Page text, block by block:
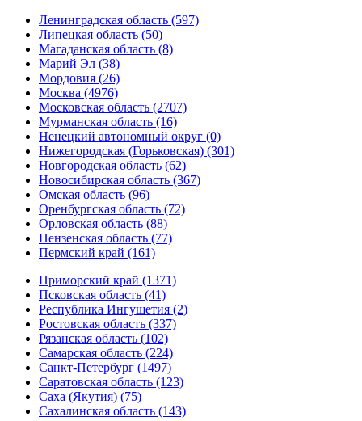
Ленинградская область (597)
Липецкая область (50)
Магаданская область (8)
Марий Эл (38)
Мордовия (26)
Москва (4976)
Московская область (2707)
Мурманская область (16)
Ненецкий автономный округ (0)
Нижегородская (Горьковская) (301)
Новгородская область (62)
Новосибирская область (367)
Омская область (96)
Оренбургская область (72)
Орловская область (88)
Пензенская область (77)
Пермский край (161)
Приморский край (1371)
Псковская область (41)
Республика Ингушетия (2)
Ростовская область (337)
Рязанская область (102)
Самарская область (224)
Санкт-Петербург (1497)
Саратовская область (123)
Саха (Якутия) (75)
Сахалинская область (143)